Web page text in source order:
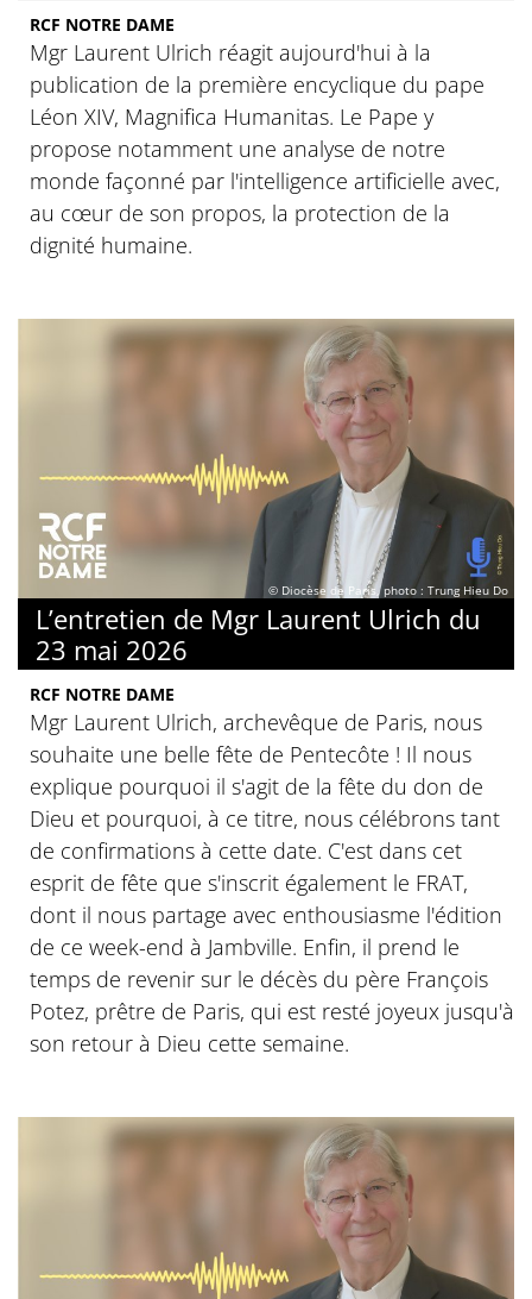
RCF NOTRE DAME
Mgr Laurent Ulrich réagit aujourd'hui à la
publication de la première encyclique du pape
Léon XIV, Magnifica Humanitas. Le Pape y
propose notamment une analyse de notre
monde façonné par l'intelligence artificielle avec,
au cœur de son propos, la protection de la
dignité humaine.
© Diocèse de Paris, photo : Trung Hieu Do
L’entretien de Mgr Laurent Ulrich du
23 mai 2026
RCF NOTRE DAME
Mgr Laurent Ulrich, archevêque de Paris, nous
souhaite une belle fête de Pentecôte ! Il nous
explique pourquoi il s'agit de la fête du don de
Dieu et pourquoi, à ce titre, nous célébrons tant
de confirmations à cette date. C'est dans cet
esprit de fête que s'inscrit également le FRAT,
dont il nous partage avec enthousiasme l'édition
de ce week-end à Jambville. Enfin, il prend le
temps de revenir sur le décès du père François
Potez, prêtre de Paris, qui est resté joyeux jusqu'à
son retour à Dieu cette semaine.